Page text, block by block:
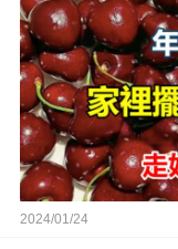
2024/01/24